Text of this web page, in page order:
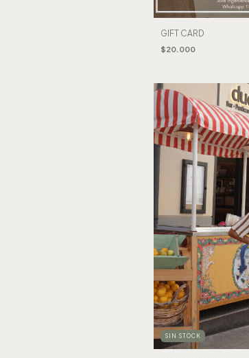
GIFT CARD
$20.000
SIN STOCK